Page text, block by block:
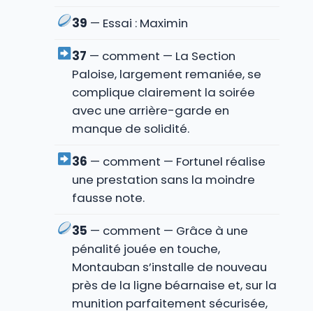
39 — Essai : Maximin
37 — comment — La Section
Paloise, largement remaniée, se
complique clairement la soirée
avec une arrière-garde en
manque de solidité.
36 — comment — Fortunel réalise
une prestation sans la moindre
fausse note.
35 — comment — Grâce à une
pénalité jouée en touche,
Montauban s’installe de nouveau
près de la ligne béarnaise et, sur la
munition parfaitement sécurisée,